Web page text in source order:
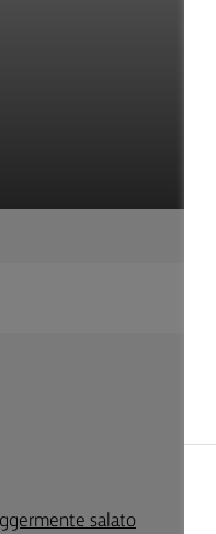
salato